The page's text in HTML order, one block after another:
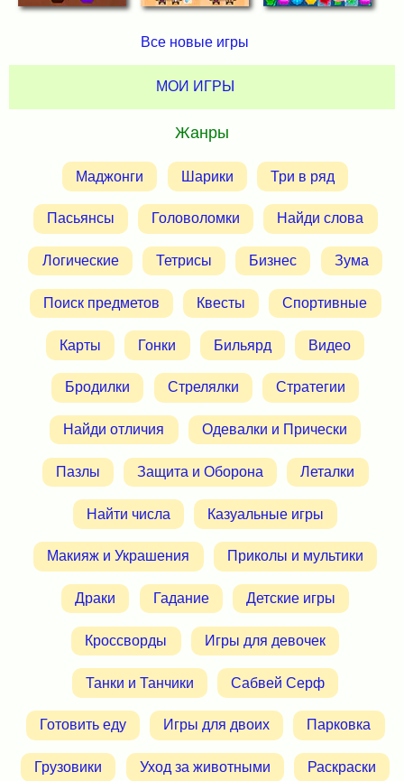
Все новые игры
МОИ ИГРЫ
Жанры
Маджонги Шарики Три в ряд
Пасьянсы Головоломки Найди слова
Логические Тетрисы Бизнес Зума
Поиск предметов Квесты Спортивные
Карты Гонки Бильярд Видео
Бродилки Стрелялки Стратегии
Найди отличия Одевалки и Прически
Пазлы Защита и Оборона Леталки
Найти числа Казуальные игры
Макияж и Украшения Приколы и мультики
Драки Гадание Детские игры
Кроссворды Игры для девочек
Танки и Танчики Сабвей Серф
Готовить еду Игры для двоих Парковка
Грузовики Уход за животными Раскраски